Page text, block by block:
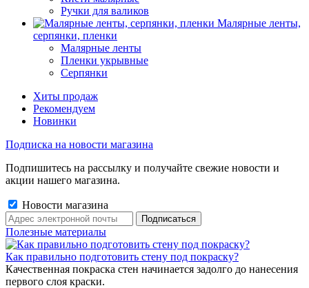
Ручки для валиков
Малярные ленты,
серпянки, пленки
Малярные ленты
Пленки укрывные
Серпянки
Хиты продаж
Рекомендуем
Новинки
Подписка на новости магазина
Подпишитесь на рассылку и получайте свежие новости и
акции нашего магазина.
Новости магазина
Полезные материалы
Как правильно подготовить стену под покраску?
Качественная покраска стен начинается задолго до нанесения
первого слоя краски.